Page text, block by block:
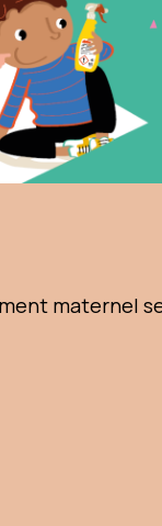
maternel